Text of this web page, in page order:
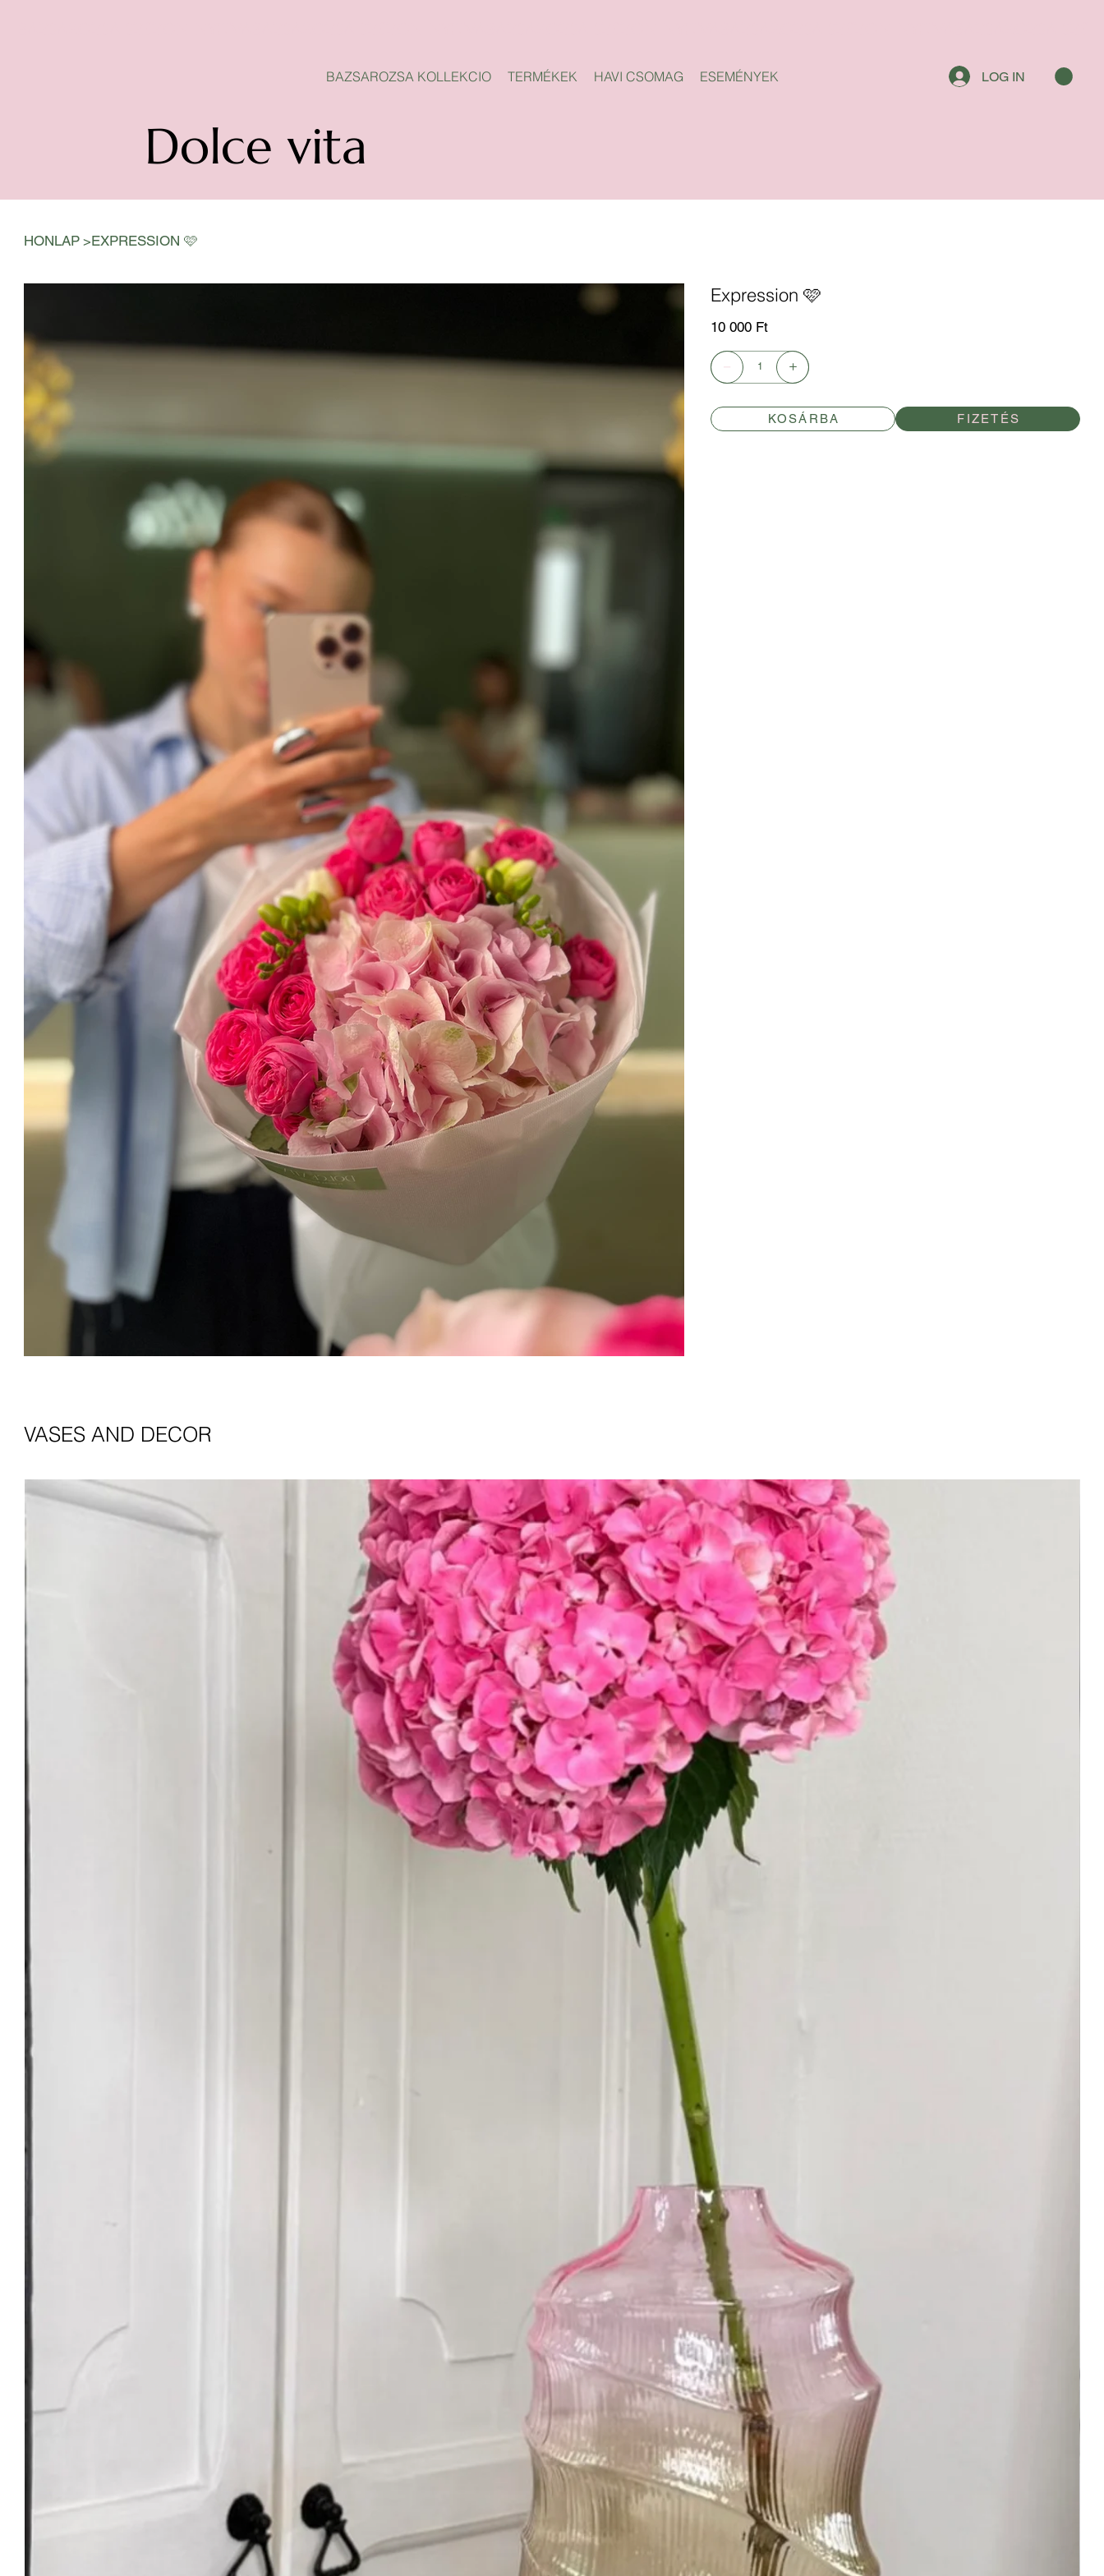
LOG IN
Dolce vita
BAZSAROZSA KOLLEKCIO TERMÉKEK HAVI CSOMAG ESEMÉNYEK
HONLAP >EXPRESSION 🩷
Expression 🩷
10 000 Ft
KOSÁRBA FIZETÉS
VASES AND DECOR